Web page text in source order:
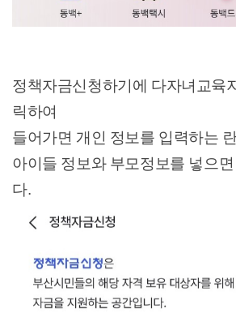
정책자금신청하기에 다자녀교육
릭하여
들어가면 개인 정보를 입력하는
아이들 정보와 부모정보를 넣으
다.